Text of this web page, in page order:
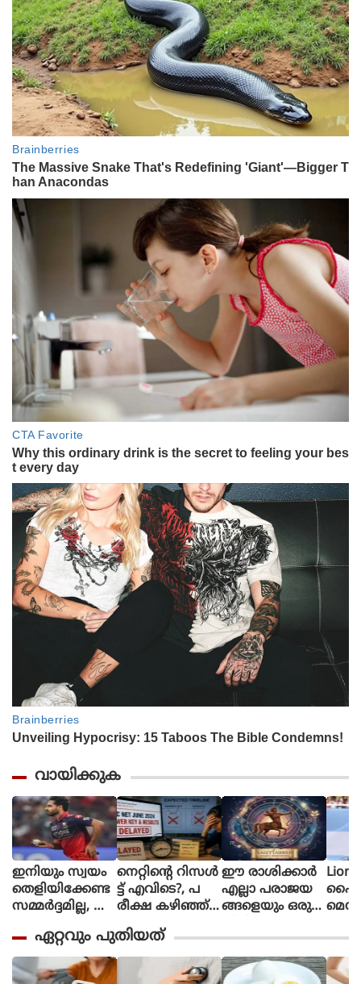
വായിക്കുക
ഇനിയും സ്വയം
തെളിയിക്കേണ്ട
സമ്മർദ്ദമില്ല, അ
ഭിച്ചാൽ സ
ന്തോഷം അത്ര
മാത്രം : ഭുവ
നെറ്റിൻ്റെ റിസൾ
ട്ട് എവിടെ?, പ
രീക്ഷ കഴിഞ്ഞ്
ഒരു മാസ
മായിട്ടും ഉത്തര
സൂചിക
പോലുമില്ല, ആ
ഈ രാശിക്കാര്‍
എല്ലാ പരാജയ
ങ്ങളെയും ഒരു
വാക്കി മാറ്റുന്നു
ഏറ്റവും പുതിയത്